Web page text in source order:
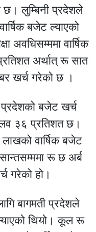
लुम्बिनी प्रदेशले
बजेट ल्याएको
अवधिसम्ममा वार्षिक
अर्थात् रू सात
खर्च गरेको छ ।
प्रदेशको बजेट खर्च
३६ प्रतिशत छ।
वार्षिक बजेट
रू छ अर्ब
गरेको हो।
बागमती प्रदेशले
थियो। कूल रू